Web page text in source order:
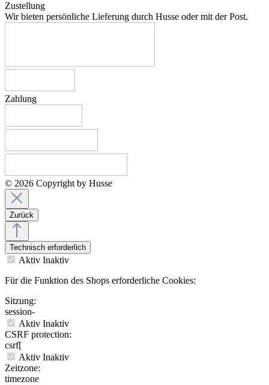
Zustellung
Wir bieten persönliche Lieferung durch Husse oder mit der Post.
Zahlung
© 2026 Copyright by Husse
Zurück
Technisch erforderlich
Aktiv Inaktiv
Für die Funktion des Shops erforderliche Cookies:
Sitzung:
session-
Aktiv Inaktiv
CSRF protection:
csrf[
Aktiv Inaktiv
Zeitzone:
timezone